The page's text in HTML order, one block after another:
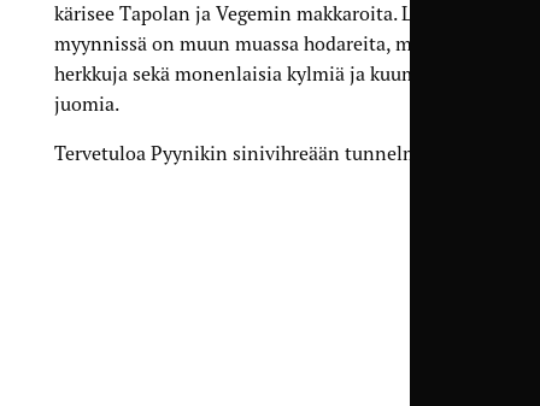
kärisee Tapolan ja Vegemin makkaroita. Lisäksi
myynnissä on muun muassa hodareita, makeita
herkkuja sekä monenlaisia kylmiä ja kuumia
juomia.
Tervetuloa Pyynikin sinivihreään tunnelmaan!